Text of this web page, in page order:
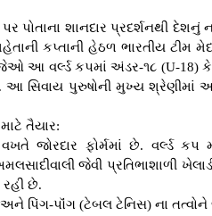
પોતાના શાનદાર પ્રદર્શનથી
કપ્તાની હેઠળ ભારતીય ટીમ
આ વર્લ્ડ કપમાં અંડર-૧૮ (U-18)
આ સિવાય પુરુષોની મુખ્ય
તૈયાર:
જોરદાર ફોર્મમાં છે. વર્લ્ડ કપ
જેવી પ્રતિભાશાળી
છે.
પિંગ-પૉંગ (ટેબલ ટેનિસ) ના